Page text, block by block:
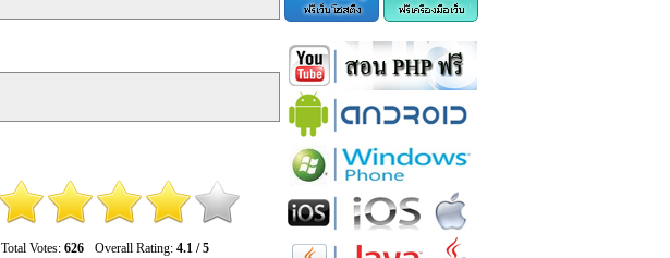
Total Votes: 626 Overall Rating: 4.1 / 5